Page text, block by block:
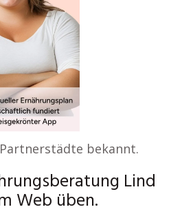
bekannt.
Lind
Web üben.